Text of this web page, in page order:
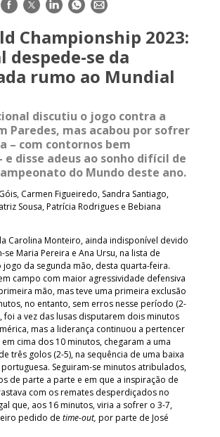
Facebook
TwitterLinkedInWhatsApp
E-
Championship 2023:
despede-se da
rumo ao Mundial
discutiu o jogo contra a
Paredes, mas acabou por sofrer
– com contornos bem
disse adeus ao sonho difícil de
do Mundo deste ano.
Carmen Figueiredo, Sandra Santiago,
Sousa, Patrícia Rodrigues e Bebiana
Carolina Monteiro, ainda indisponível devido
se Maria Pereira e Ana Ursu, na lista de
jogo da segunda mão, desta quarta-feira.
campo com maior agressividade defensiva
mão, mas teve uma primeira exclusão
no entanto, sem erros nesse período (2-
foi a vez das lusas disputarem dois minutos
mas a liderança continuou a pertencer
cima dos 10 minutos, chegaram a uma
três golos (2-5), na sequência de uma baixa
Seguiram-se minutos atribulados,
de parte a parte e em que a inspiração de
com os remates desperdiçados no
que, aos 16 minutos, viria a sofrer o 3-7,
pedido de time-out, por parte de José